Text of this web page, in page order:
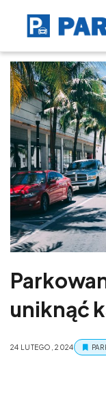
uniknąć
24 LUTEGO, 2024